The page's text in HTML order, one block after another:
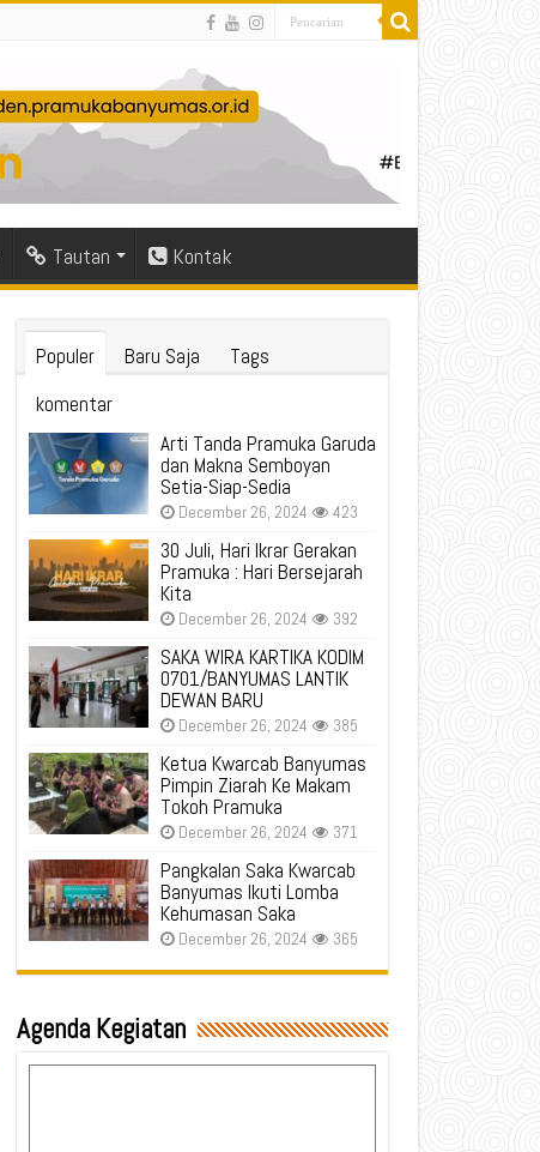
Tautan Kontak
Populer Baru Saja
Tags
komentar
Arti Tanda Pramuka Garuda
dan Makna Semboyan
Setia-Siap-Sedia
December 26, 2024 423
30 Juli, Hari Ikrar Gerakan
Pramuka : Hari Bersejarah
Kita
December 26, 2024 392
SAKA WIRA KARTIKA KODIM
0701/BANYUMAS LANTIK
DEWAN BARU
December 26, 2024 385
Ketua Kwarcab Banyumas
Pimpin Ziarah Ke Makam
Tokoh Pramuka
December 26, 2024 371
Pangkalan Saka Kwarcab
Banyumas Ikuti Lomba
Kehumasan Saka
December 26, 2024 365
Agenda Kegiatan